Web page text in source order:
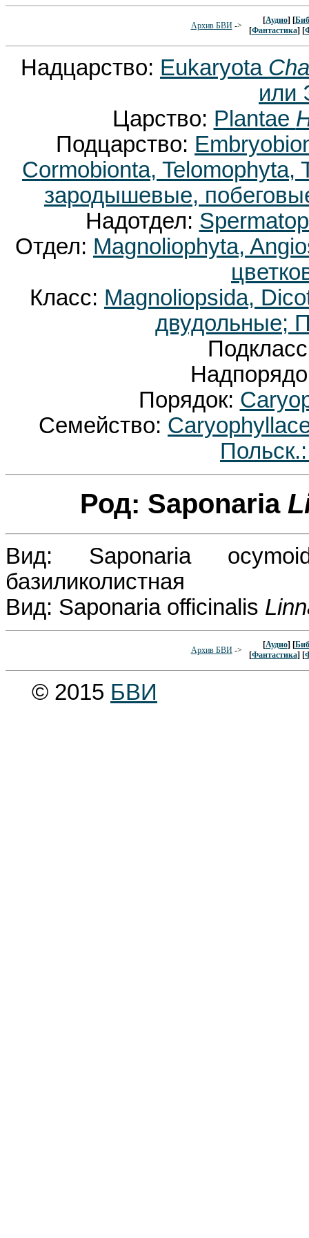
Архив БВИ->
[Аудио] [
[Фантастика] [
Надцарство: Eukaryota
или
Царство: Plantae
Подцарство:
Cormobionta,
зародышевые,
Надотдел:
Отдел: Magnoliophyta,
Класс: Magnoliopsida,
двудольные;
Порядок:
Семейство:
Род: Saponaria
Вид: Saponaria
базиликолистная
Вид: Saponaria officinalis
Архив БВИ->
[Аудио] [
[Фантастика] [
© 2015 БВИ